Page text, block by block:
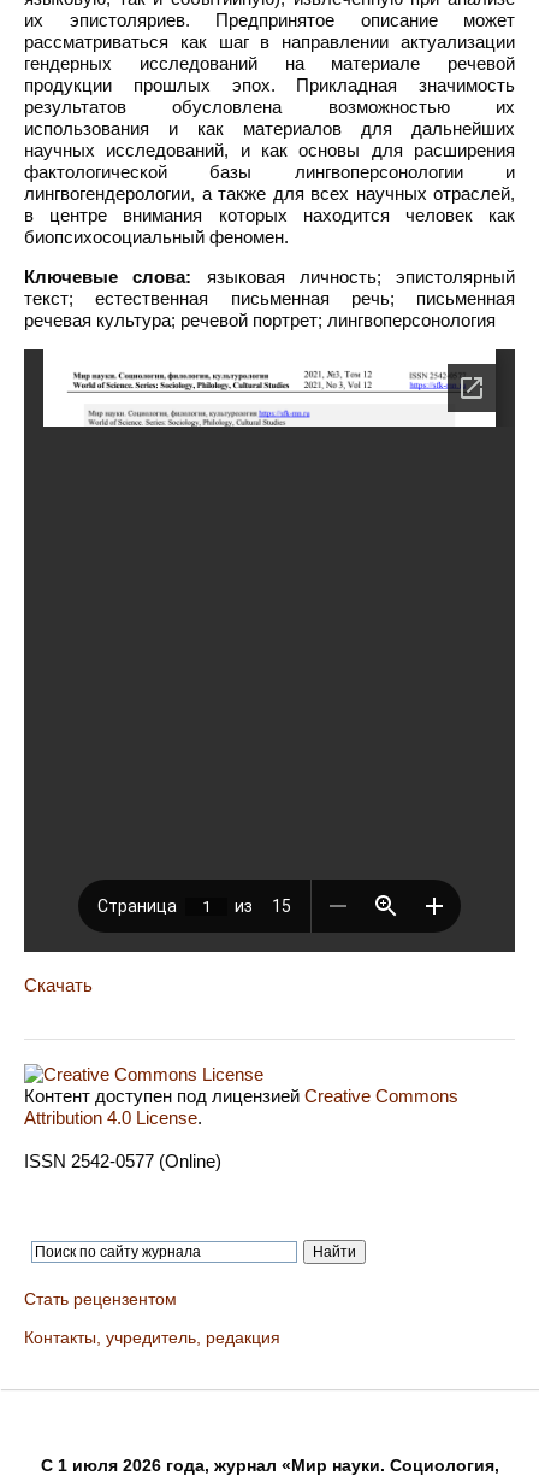
их эпистоляриев. Предпринятое описание может
рассматриваться как шаг в направлении актуализации
гендерных исследований на материале речевой
продукции прошлых эпох. Прикладная значимость
результатов обусловлена возможностью их
использования и как материалов для дальнейших
научных исследований, и как основы для расширения
фактологической базы лингвоперсонологии и
лингвогендерологии, а также для всех научных отраслей,
в центре внимания которых находится человек как
биопсихосоциальный феномен.
Ключевые слова: языковая личность; эпистолярный
текст; естественная письменная речь; письменная
речевая культура; речевой портрет; лингвоперсонология
Скачать
Контент доступен под лицензией Creative Commons
Attribution 4.0 License.
ISSN 2542-0577 (Online)
Стать рецензентом
Контакты, учредитель, редакция
C 1 июля 2026 года, журнал «Мир науки. Социология,